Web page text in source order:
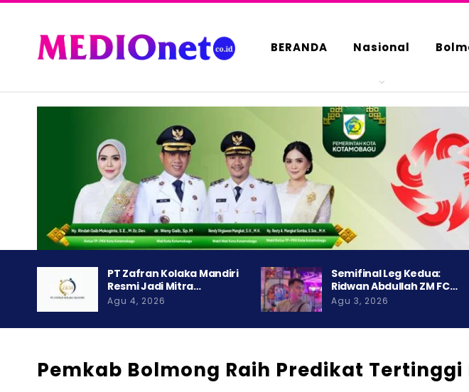
BERANDA Nasional
PT Zafran Kolaka Mandiri
Resmi Jadi Mitra…
Agu 4, 2026
Semifinal Leg Kedua:
Ridwan Abdullah ZM FC…
Agu 3, 2026
Pemkab Bolmong Raih Predikat Tertinggi